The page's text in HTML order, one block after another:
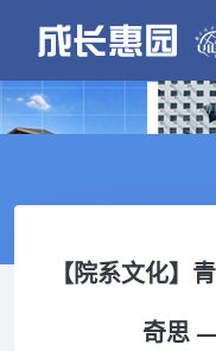
【院系文化】
奇思